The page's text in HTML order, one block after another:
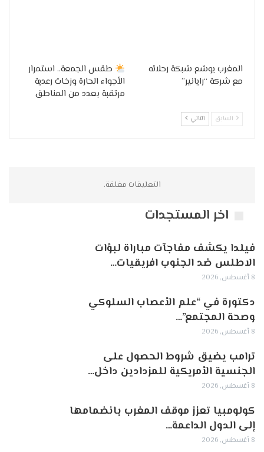
المغرب يوسّع شبكة رحلاته
مع شركة “رايانير”
طقس الجمعة.. استمرار
الأجواء الحارة وزخات رعدية
مرتقبة بعدد من المناطق
السابق التالي
التعليقات مغلقة.
اخر المستجدات
فيلدا يكشف مفاجآت مباراة لبؤات
الاطلس ضد الجنوب افريقيات…
8 أغسطس, 2026
دكتورة في “علم الأعصاب السلوكي
وصحة المجتمع”…
8 أغسطس, 2026
ترامب يضيق شروط الحصول على
الجنسية الأمريكية للمزدادين داخل…
8 أغسطس, 2026
كولومبيا تعزز موقف المغرب بانضمامها
إلى الدول الداعمة…
8 أغسطس, 2026